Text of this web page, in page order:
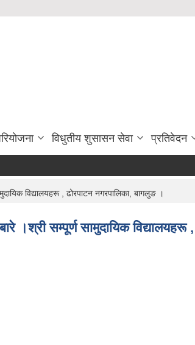
विधुतीय शुसासन सेवा प्रतिवेदन
विद्यालयहरू , ढोरपाटन नगरपालिका, बागलुङ ।
।श्री सम्पूर्ण सामुदायिक विद्यालयहरू